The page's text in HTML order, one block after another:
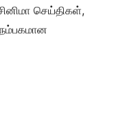
செய்திகள்,